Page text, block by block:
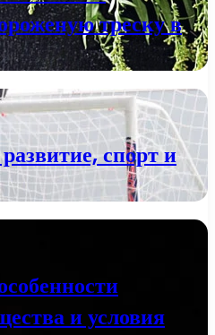
треску в
спорт и
и условия